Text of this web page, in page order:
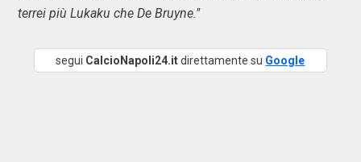
terrei più Lukaku che De Bruyne."
segui CalcioNapoli24.itdirettamente su Google